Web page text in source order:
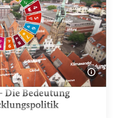
Die Bedeutung